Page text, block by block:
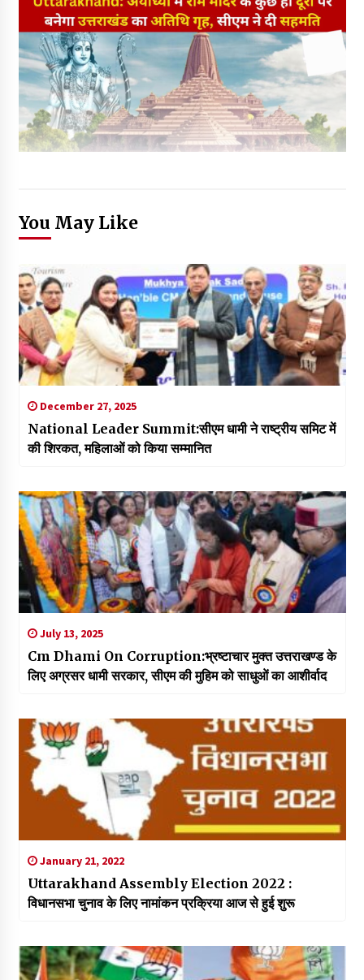
You May Like
December 27, 2025
National Leader Summit:सीएम धामी ने राष्ट्रीय समिट में
की शिरकत, महिलाओं को किया सम्मानित
July 13, 2025
Cm Dhami On Corruption:भ्रष्टाचार मुक्त उत्तराखण्ड के
लिए अग्रसर धामी सरकार, सीएम की मुहिम को साधुओं का आशीर्वाद
January 21, 2022
Uttarakhand Assembly Election 2022 :
विधानसभा चुनाव के लिए नामांकन प्रक्रिया आज से हुई शुरू